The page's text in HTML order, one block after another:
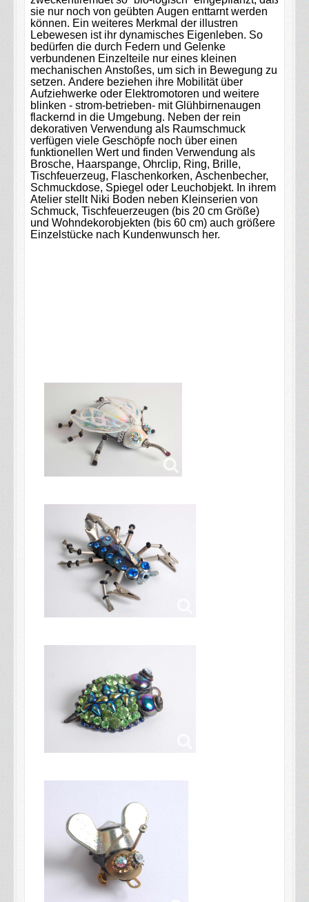
sie nur noch von geübten Augen enttarnt werden
können. Ein weiteres Merkmal der illustren
Lebewesen ist ihr dynamisches Eigenleben. So
bedürfen die durch Federn und Gelenke
verbundenen Einzelteile nur eines kleinen
mechanischen Anstoßes, um sich in Bewegung zu
setzen. Andere beziehen ihre Mobilität über
Aufziehwerke oder Elektromotoren und weitere
blinken - strom-betrieben- mit Glühbirnenaugen
flackernd in die Umgebung. Neben der rein
dekorativen Verwendung als Raumschmuck
verfügen viele Geschöpfe noch über einen
funktionellen Wert und finden Verwendung als
Brosche, Haarspange, Ohrclip, Ring, Brille,
Tischfeuerzeug, Flaschenkorken, Aschenbecher,
Schmuckdose, Spiegel oder Leuchobjekt. In ihrem
Atelier stellt Niki Boden neben Kleinserien von
Schmuck, Tischfeuerzeugen (bis 20 cm Größe)
und Wohndekorobjekten (bis 60 cm) auch größere
Einzelstücke nach Kundenwunsch her.